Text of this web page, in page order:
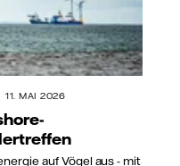
11. MAI 2026
auf Vögel aus - mit